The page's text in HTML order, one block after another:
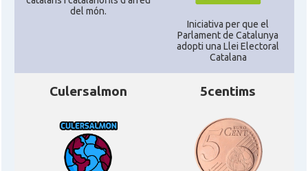
del món.
Iniciativa per que el
Parlament de Catalunya
adopti una Llei Electoral
Catalana
Culersalmon 5centims